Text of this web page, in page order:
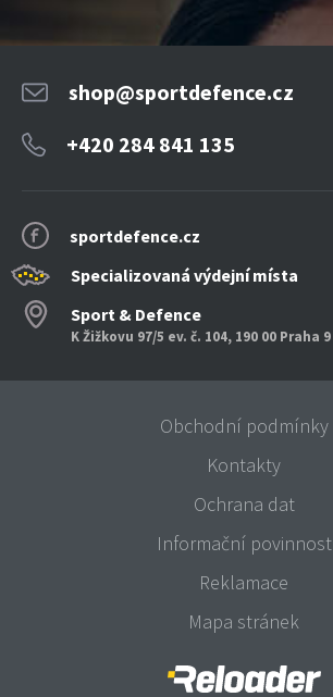
sportdefence.cz
Specializovaná výdejní místa
Sport & Defence
K Žižkovu 97/5 ev. č. 104, 190 00 Praha 9
shop@sportdefence.cz
+420 284 841 135
Obchodní podmínky
Kontakty
Ochrana dat
Informační povinnost
Reklamace
Mapa stránek